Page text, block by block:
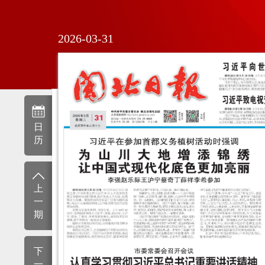
日
历
上
一
期
下
2026-03-31